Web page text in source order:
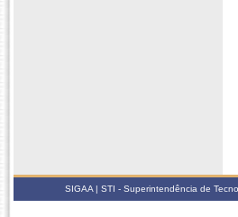
SIGAA | STI - Superintendência de